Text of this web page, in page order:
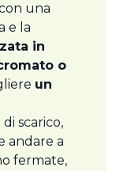
una
e la
in
o
un
scarico,
andare a
fermate,